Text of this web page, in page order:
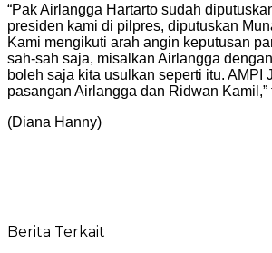
“Pak Airlangga Hartarto sudah
presiden kami di pilpres, diputuskan
Kami mengikuti arah angin keputusan
sah-sah saja, misalkan Airlangga
boleh saja kita usulkan seperti itu. AMPI
pasangan Airlangga dan Ridwan Kamil,”
(Diana Hanny)
Berita Terkait